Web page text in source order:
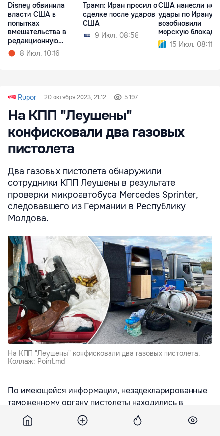
Disney обвинила
власти США в
попытках
вмешательства в
редакционную
политику
8 Июл. 10:16
Трамп: Иран просил о
сделке после ударов
США
9 Июл. 08:58
США нанесли
удары по Ирану и
возобновили
морскую блокаду
15 Июл. 08:11
Rupor 20 октября 2023, 21:12 5 197
На КПП "Леушены"
конфисковали два газовых
пистолета
Два газовых пистолета обнаружили
сотрудники КПП Леушены в результате
проверки микроавтобуса Mercedes Sprinter,
следовавшего из Германии в Республику
Молдова.
На КПП "Леушены" конфисковали два газовых пистолета.
Коллаж: Point.md
По имеющейся информации, незадекларированные
таможенному органу пистолеты находились в
грузовом отсеке, среди несопровождаемого багажа,
передает
rupor.md